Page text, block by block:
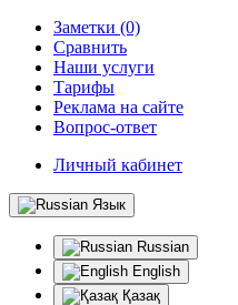
Заметки (0)
Сравнить
Наши услуги
Тарифы
Реклама на сайте
Вопрос-ответ
Личный кабинет
Язык
Russian
English
Қазақ